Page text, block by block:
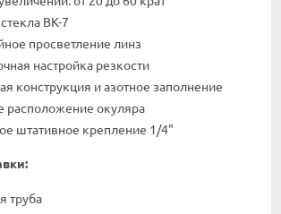
BK-7
просветление линз
настройка резкости
конструкция и азотное заполнение
расположение окуляра
штативное крепление 1/4"
труба